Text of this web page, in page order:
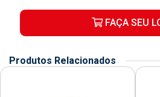
FAÇA SEU
Produtos Relacionados